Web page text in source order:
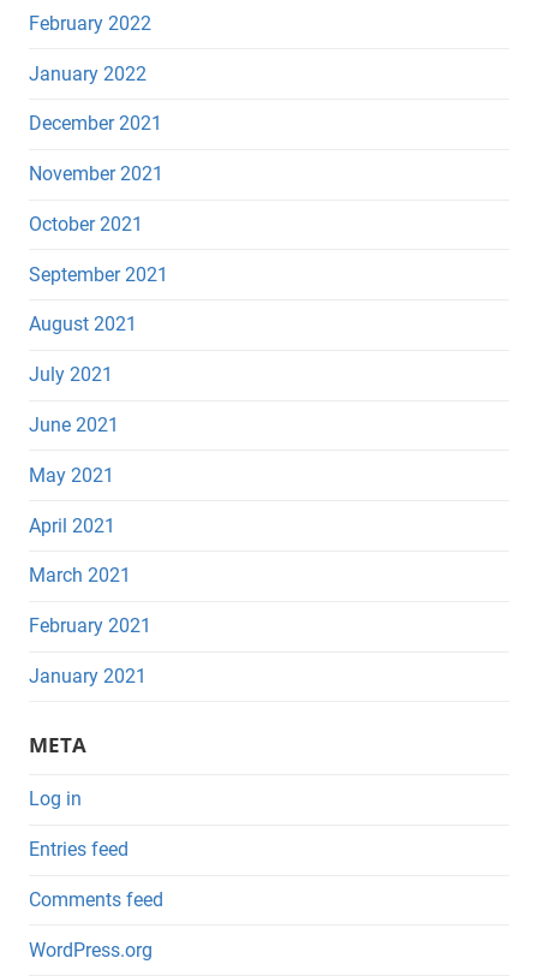
February 2022
January 2022
December 2021
November 2021
October 2021
September 2021
August 2021
July 2021
June 2021
May 2021
April 2021
March 2021
February 2021
January 2021
META
Log in
Entries feed
Comments feed
WordPress.org